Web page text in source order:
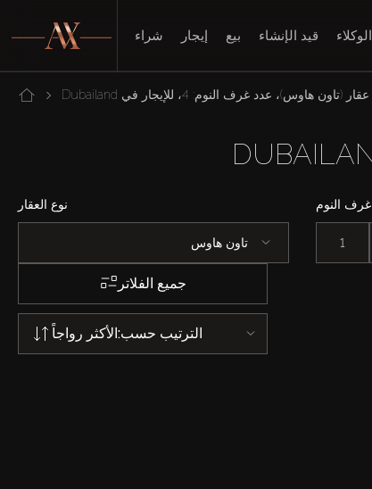
شراء إيجار بيع قيد الإنشاء الوكلاء
عقار (تاون هاوس)، عدد غرف النوم: 4، للإيجار في Dubailand
نوع العقار
تاون هاوس
غرف النوم
1
جميع الفلاتر
الأكثر رواجاًالترتيب حسب: